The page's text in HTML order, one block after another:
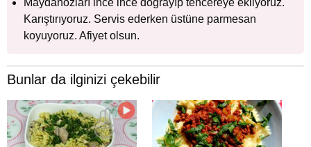
Maydanozları ince ince doğrayıp tencereye ekliyoruz.
Karıştırıyoruz. Servis ederken üstüne parmesan
koyuyoruz. Afiyet olsun.
Bunlar da ilginizi çekebilir